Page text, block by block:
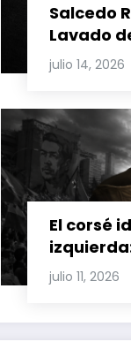
Salcedo
Lavado
Juan
julio 14, 2026
El corsé
sobre el
la crisis
julio 11, 2026